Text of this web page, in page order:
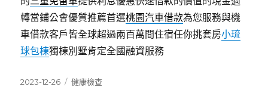
轉當鋪公會優質推薦首選桃園汽車借款為您服務與機
車借款客戶皆全球超過兩百萬間住宿任你挑套房小琉
球包棟獨棟別墅肯定全國融資服務
發
2023-12-26
分
健康檢查